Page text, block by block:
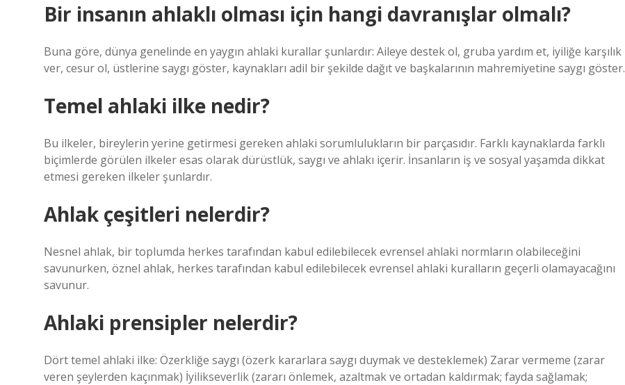
Bir insanın ahlaklı olması için hangi davranışlar olmalı?
Buna göre, dünya genelinde en yaygın ahlaki kurallar şunlardır: Aileye destek ol, gruba yardım et, iyiliğe karşılık
ver, cesur ol, üstlerine saygı göster, kaynakları adil bir şekilde dağıt ve başkalarının mahremiyetine saygı göster.
Temel ahlaki ilke nedir?
Bu ilkeler, bireylerin yerine getirmesi gereken ahlaki sorumlulukların bir parçasıdır. Farklı kaynaklarda farklı
biçimlerde görülen ilkeler esas olarak dürüstlük, saygı ve ahlakı içerir. İnsanların iş ve sosyal yaşamda dikkat
etmesi gereken ilkeler şunlardır.
Ahlak çeşitleri nelerdir?
Nesnel ahlak, bir toplumda herkes tarafından kabul edilebilecek evrensel ahlaki normların olabileceğini
savunurken, öznel ahlak, herkes tarafından kabul edilebilecek evrensel ahlaki kuralların geçerli olamayacağını
savunur.
Ahlaki prensipler nelerdir?
Dört temel ahlaki ilke: Özerkliğe saygı (özerk kararlara saygı duymak ve desteklemek) Zarar vermeme (zarar
veren şeylerden kaçınmak) İyilikseverlik (zararı önlemek, azaltmak ve ortadan kaldırmak; fayda sağlamak;